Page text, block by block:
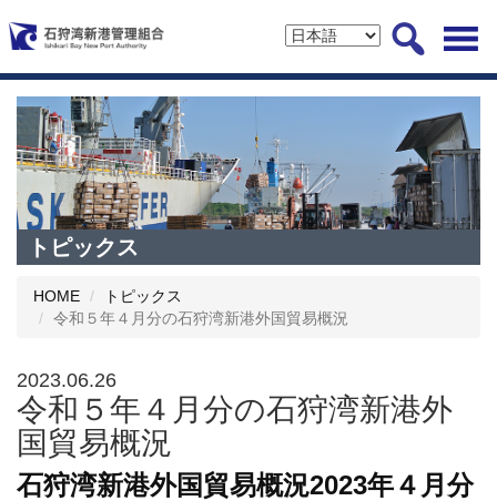
トピックス
HOME
トピックス
令和５年４月分の石狩湾新港外国貿易概況
2023.06.26
令和５年４月分の石狩湾新港外
国貿易概況
石狩湾新港外国貿易概況2023年４月分